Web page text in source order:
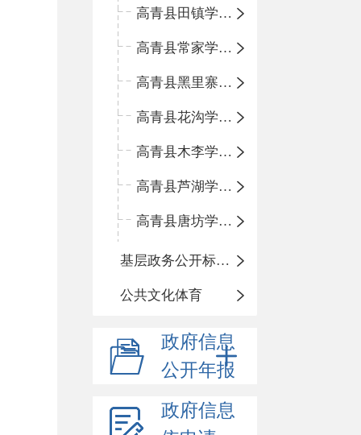
高青县田镇学区中心小学
高青县常家学区中心小学
高青县黑里寨学区中心小学
高青县花沟学区中心小学
高青县木李学区中心小学
高青县芦湖学区中心小学
高青县唐坊学区中心小学
基层政务公开标准化规范化
公共文化体育
政府信息
公开年报
政府信息